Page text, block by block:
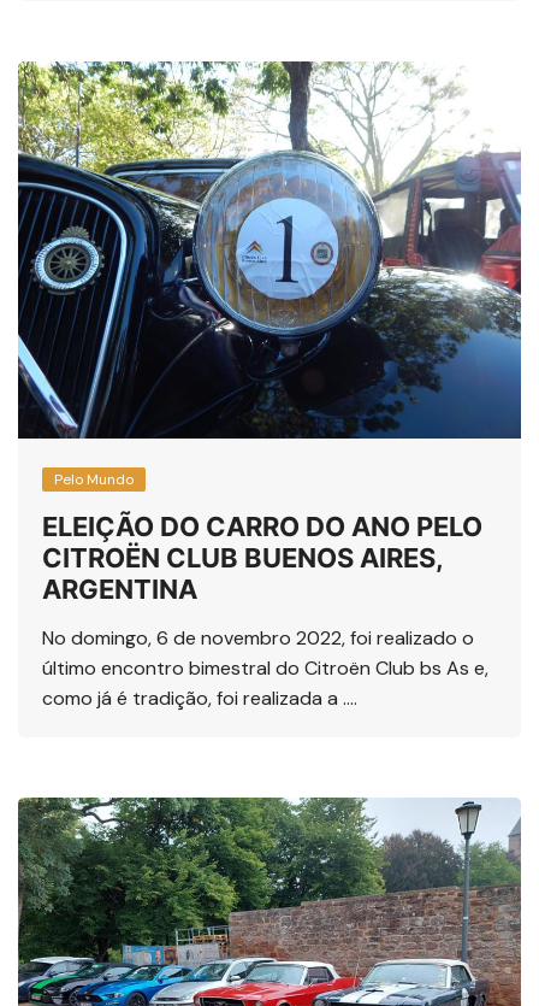
Pelo Mundo
ELEIÇÃO DO CARRO DO ANO PELO
CITROËN CLUB BUENOS AIRES,
ARGENTINA
No domingo, 6 de novembro 2022, foi realizado o
último encontro bimestral do Citroën Club bs As e,
como já é tradição, foi realizada a ….